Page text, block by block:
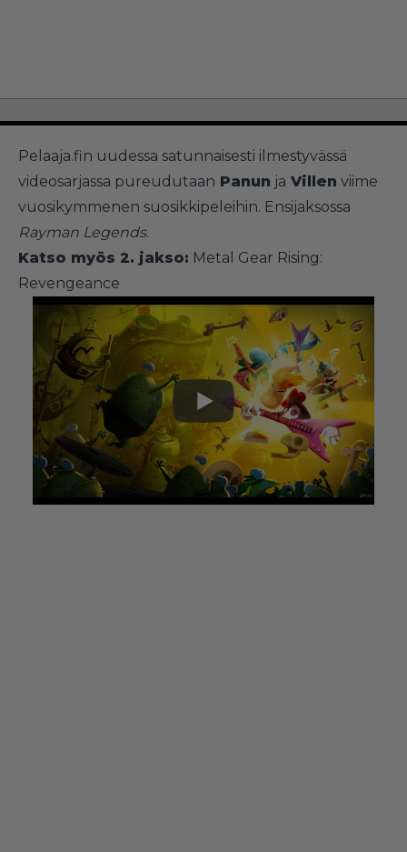
Pelaaja.fin uudessa satunnaisesti ilmestyvässä
videosarjassa pureudutaan Panun ja Villen viime
vuosikymmenen suosikkipeleihin. Ensijaksossa
Rayman Legends.
Katso myös 2. jakso: Metal Gear Rising:
Revengeance